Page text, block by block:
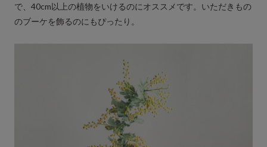
で、40cm以上の植物をいけるのにオススメです。いただきもの
のブーケを飾るのにもぴったり。